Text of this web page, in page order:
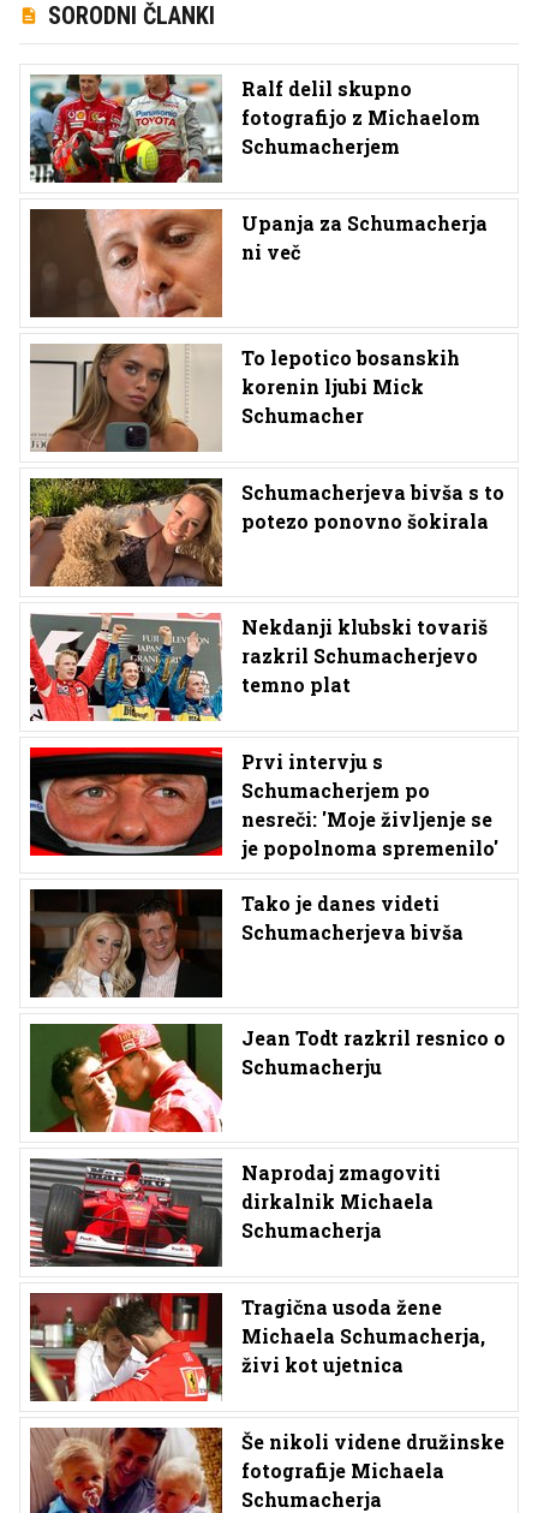
SORODNI ČLANKI
Ralf delil skupno
fotografijo z Michaelom
Schumacherjem
Upanja za Schumacherja
ni več
To lepotico bosanskih
korenin ljubi Mick
Schumacher
Schumacherjeva bivša s to
potezo ponovno šokirala
Nekdanji klubski tovariš
razkril Schumacherjevo
temno plat
Prvi intervju s
Schumacherjem po
nesreči: 'Moje življenje se
je popolnoma spremenilo'
Tako je danes videti
Schumacherjeva bivša
Jean Todt razkril resnico o
Schumacherju
Naprodaj zmagoviti
dirkalnik Michaela
Schumacherja
Tragična usoda žene
Michaela Schumacherja,
živi kot ujetnica
Še nikoli videne družinske
fotografije Michaela
Schumacherja